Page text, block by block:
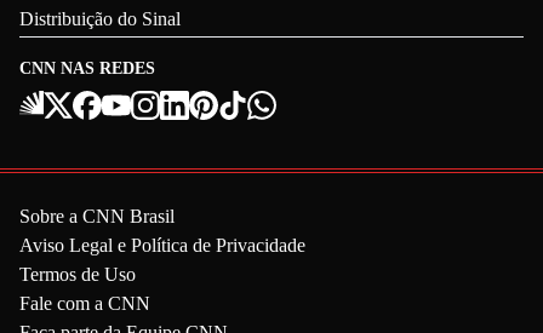
CNN NAS REDES
Distribuição do Sinal
Sobre a CNN Brasil
Aviso Legal e Política de Privacidade
Termos de Uso
Fale com a CNN